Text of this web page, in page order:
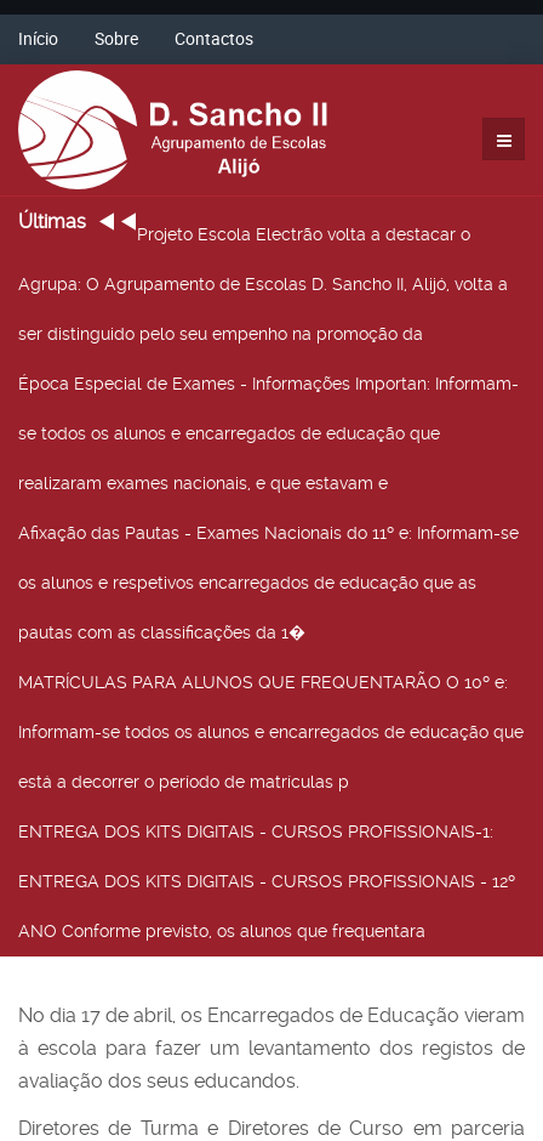
Início Sobre Contactos
Últimas
Projeto Escola Electrão volta a destacar o
Agrupa: O Agrupamento de Escolas D. Sancho II, Alijó, volta a
ser distinguido pelo seu empenho na promoção da
Época Especial de Exames - Informações Importan: Informam-
se todos os alunos e encarregados de educação que
realizaram exames nacionais, e que estavam e
Afixação das Pautas - Exames Nacionais do 11º e: Informam-se
os alunos e respetivos encarregados de educação que as
pautas com as classificações da 1�
MATRÍCULAS PARA ALUNOS QUE FREQUENTARÃO O 10º e:
Informam-se todos os alunos e encarregados de educação que
está a decorrer o período de matrículas p
ENTREGA DOS KITS DIGITAIS - CURSOS PROFISSIONAIS-1:
ENTREGA DOS KITS DIGITAIS - CURSOS PROFISSIONAIS - 12º
ANO Conforme previsto, os alunos que frequentara
No dia 17 de abril, os Encarregados de Educação vieram
à escola para fazer um levantamento dos registos de
avaliação dos seus educandos.
Diretores de Turma e Diretores de Curso em parceria